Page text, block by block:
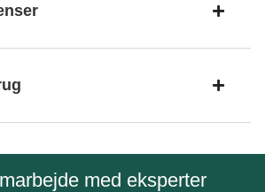
med eksperter